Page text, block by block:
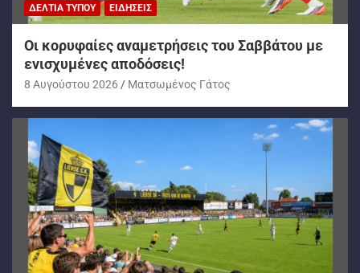
ΔΕΛΤΊΑ ΤΎΠΟΥ ΕΙΔΉΣΕΙΣ
Oι κορυφαίες αναμετρήσεις του Σαββάτου με
ενισχυμένες αποδόσεις!
8 Αυγούστου 2026 Ματσωμένος Γάτος